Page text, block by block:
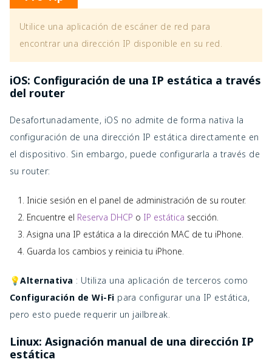
Utilice una aplicación de escáner de red para
encontrar una dirección IP disponible en su red.
iOS: Configuración de una IP estática a través
del router
Desafortunadamente, iOS no admite de forma nativa la
configuración de una dirección IP estática directamente en
el dispositivo. Sin embargo, puede configurarla a través de
su router:
Inicie sesión en el panel de administración de su router.
Encuentre el Reserva DHCP o IP estática sección.
Asigna una IP estática a la dirección MAC de tu iPhone.
Guarda los cambios y reinicia tu iPhone.
💡Alternativa : Utiliza una aplicación de terceros como
Configuración de Wi-Fi para configurar una IP estática,
pero esto puede requerir un jailbreak.
Linux: Asignación manual de una dirección IP
estática